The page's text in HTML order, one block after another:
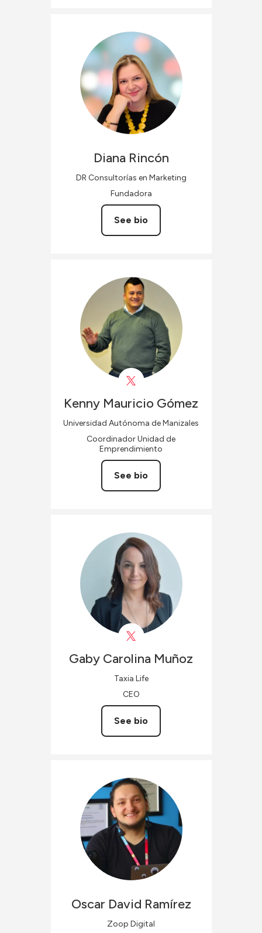
Diana Rincón
DR Consultorías en Marketing
Fundadora
See bio
Kenny Mauricio Gómez
Universidad Autónoma de Manizales
Coordinador Unidad de
Emprendimiento
See bio
Gaby Carolina Muñoz
Taxia Life
CEO
See bio
Oscar David Ramírez
Zoop Digital